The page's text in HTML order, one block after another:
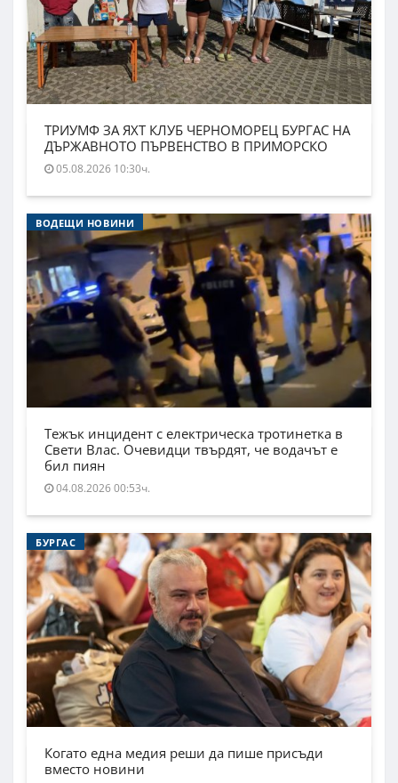
ТРИУМФ ЗА ЯХТ КЛУБ ЧЕРНОМОРЕЦ БУРГАС НА
ДЪРЖАВНОТО ПЪРВЕНСТВО В ПРИМОРСКО
05.08.2026 10:30ч.
ВОДЕЩИ НОВИНИ
Тежък инцидент с електрическа тротинетка в
Свети Влас. Очевидци твърдят, че водачът е
бил пиян
04.08.2026 00:53ч.
БУРГАС
Когато една медия реши да пише присъди
вместо новини